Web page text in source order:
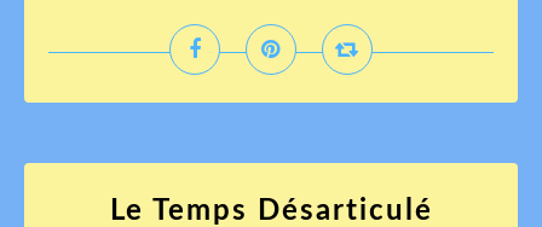
Le Temps Désarticulé